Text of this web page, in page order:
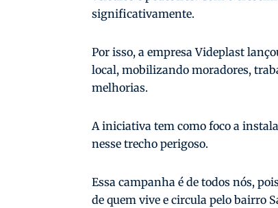
significativamente.
Por isso, a empresa Videplast
local, mobilizando moradores,
melhorias.
A iniciativa tem como foco a
nesse trecho perigoso.
Essa campanha é de todos nós,
de quem vive e circula pelo bairro